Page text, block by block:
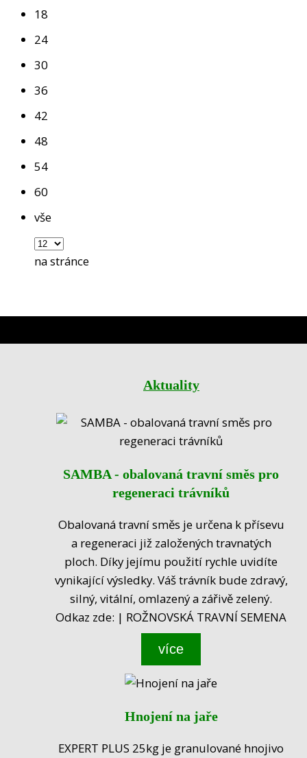
18
24
30
36
42
48
54
60
vše
na stránce
Aktuality
SAMBA - obalovaná travní směs pro
regeneraci trávníků
Obalovaná travní směs je určena k přísevu
a regeneraci již založených travnatých
ploch. Díky jejímu použití rychle uvidíte
vynikající výsledky. Váš trávník bude zdravý,
silný, vitální, omlazený a zářivě zelený.
Odkaz zde: | ROŽNOVSKÁ TRAVNÍ SEMENA
více
Hnojení na jaře
EXPERT PLUS 25kg je granulované hnojivo